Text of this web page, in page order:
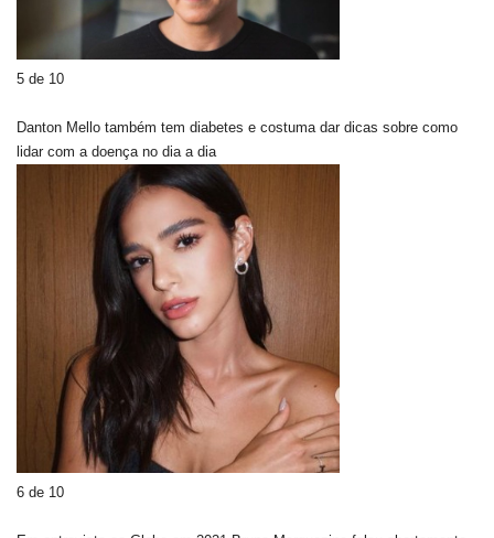
5 de 10
Danton Mello também tem diabetes e costuma dar dicas sobre como
lidar com a doença no dia a dia
6 de 10